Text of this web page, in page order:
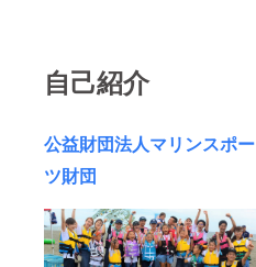
自己紹介
公益財団法人マリンスポー
ツ財団